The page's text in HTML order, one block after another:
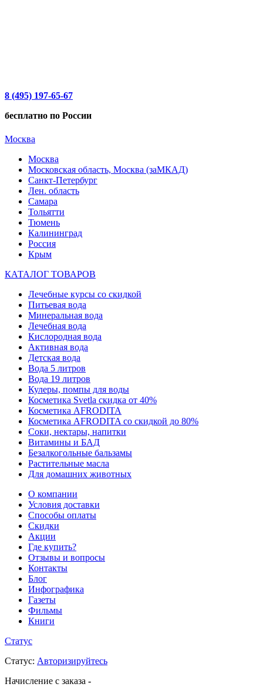
8 (495) 197-65-67
бесплатно по России
Москва
Москва
Московская область, Москва (заМКАД)
Санкт-Петербург
Лен. область
Самара
Тольятти
Тюмень
Калининград
Россия
Крым
КАТАЛОГ ТОВАРОВ
Лечебные курсы со скидкой
Питьевая вода
Минеральная вода
Лечебная вода
Кислородная вода
Активная вода
Детская вода
Вода 5 литров
Вода 19 литров
Кулеры, помпы для воды
Косметика Svetla скидка от 40%
Косметика AFRODITA
Косметика AFRODITA со скидкой до 80%
Соки, нектары, напитки
Витамины и БАД
Безалкогольные бальзамы
Растительные масла
Для домашних животных
О компании
Условия доставки
Способы оплаты
Скидки
Акции
Где купить?
Отзывы и вопросы
Контакты
Блог
Инфографика
Газеты
Фильмы
Книги
Статус
Статус: Авторизируйтесь
Начисление с заказа -